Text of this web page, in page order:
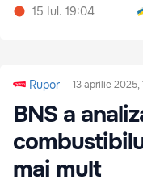
15 Iul. 19:04
Rupor 13 aprilie 2025,
BNS a
mai mult